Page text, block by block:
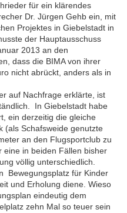
für ein klärendes
Dr. Jürgen Gehb ein, mit
Projektes in Giebelstadt in
der Hauptausschuss
2013 an den
dass die BIMA von ihrer
nicht abrückt, anders als in
auf Nachfrage erklärte, ist
In Giebelstadt habe
ein derzeitig die gleiche
(als Schafsweide genutzte
an den Flugsportclub zu
in beiden Fällen bisher
völlig unterschiedlich.
Bewegungsplatz für Kinder
und Erholung diene. Wieso
eindeutig dem
zehn Mal so teuer sein